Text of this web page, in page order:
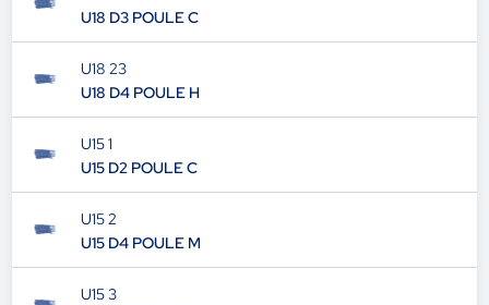
U18 D3 POULE C
U18 23
U18 D4 POULE H
U15 1
U15 D2 POULE C
U15 2
U15 D4 POULE M
U15 3